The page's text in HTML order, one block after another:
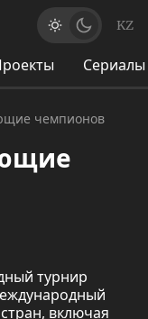
KZ
Сериалы
чемпионов
турнир
включая